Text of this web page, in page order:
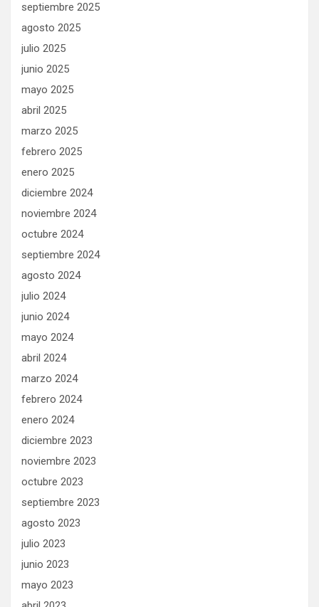
septiembre 2025
agosto 2025
julio 2025
junio 2025
mayo 2025
abril 2025
marzo 2025
febrero 2025
enero 2025
diciembre 2024
noviembre 2024
octubre 2024
septiembre 2024
agosto 2024
julio 2024
junio 2024
mayo 2024
abril 2024
marzo 2024
febrero 2024
enero 2024
diciembre 2023
noviembre 2023
octubre 2023
septiembre 2023
agosto 2023
julio 2023
junio 2023
mayo 2023